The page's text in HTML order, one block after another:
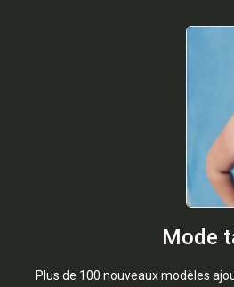
Mode
Plus de 100 nouveaux modèles